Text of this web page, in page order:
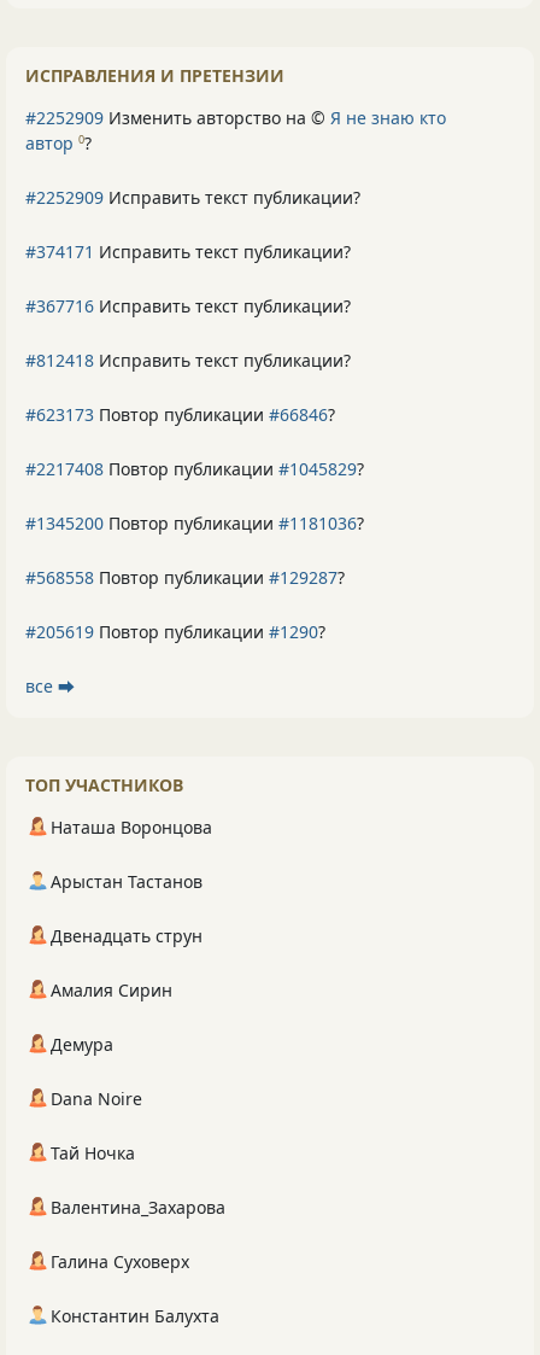
ИСПРАВЛЕНИЯ И ПРЕТЕНЗИИ
#2252909 Изменить авторство на © Я не знаю кто
автор 0?
#2252909 Исправить текст публикации?
#374171 Исправить текст публикации?
#367716 Исправить текст публикации?
#812418 Исправить текст публикации?
#623173 Повтор публикации #66846?
#2217408 Повтор публикации #1045829?
#1345200 Повтор публикации #1181036?
#568558 Повтор публикации #129287?
#205619 Повтор публикации #1290?
все ⮕
ТОП УЧАСТНИКОВ
Наташа Воронцова
Арыстан Тастанов
Двенадцать струн
Амалия Сирин
Демура
Dana Noire
Тай Ночка
Валентина_Захарова
Галина Суховерх
Константин Балухта